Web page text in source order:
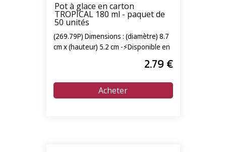
Pot à glace en carton
TROPICAL 180 ml - paquet de
50 unités
(269.79P) Dimensions : (diamètre) 8.7
cm x (hauteur) 5.2 cm -⚡Disponible en
2.79 €